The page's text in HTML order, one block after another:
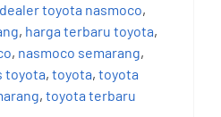
dealer toyota nasmoco,
, harga terbaru toyota,
, nasmoco semarang,
toyota, toyota, toyota
, toyota terbaru